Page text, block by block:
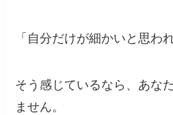
「自分だけが細かいと思わ
そう感じているなら、あな
ません。